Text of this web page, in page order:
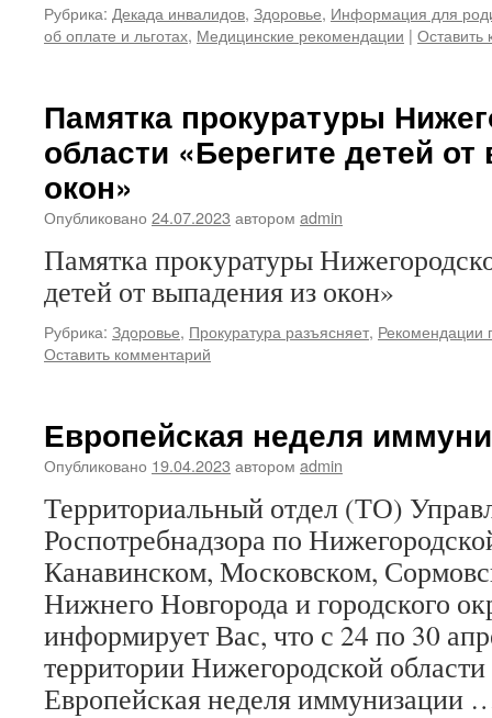
Рубрика: Декада инвалидов, Здоровье, Информация для
об оплате и льготах, Медицинские рекомендации | Оставить
Памятка прокуратуры
области «Берегите детей
окон»
Опубликовано 24.07.2023 автором admin
Памятка прокуратуры
детей от выпадения из окон»
Рубрика: Здоровье, Прокуратура разъясняет, Рекомендации
Оставить комментарий
Европейская неделя
Опубликовано 19.04.2023 автором admin
Территориальный отдел (ТО)
Роспотребнадзора по
Канавинском, Московском,
Нижнего Новгорода и городского
информирует Вас, что с 24 по 30
территории Нижегородской области
Европейская неделя иммунизации